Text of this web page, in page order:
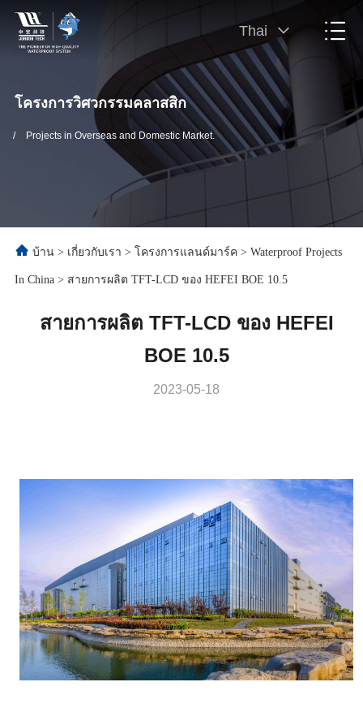
Thai
โครงการวิศวกรรมคลาสสิก
/ Projects in Overseas and Domestic Market.
บ้าน > เกี่ยวกับเรา > โครงการแลนด์มาร์ค > Waterproof Projects
In China > สายการผลิต TFT-LCD ของ HEFEI BOE 10.5
สายการผลิต TFT-LCD ของ HEFEI
BOE 10.5
2023-05-18